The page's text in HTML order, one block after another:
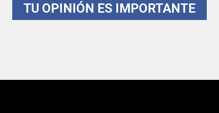
TU OPINIÓN ES IMPORTANTE